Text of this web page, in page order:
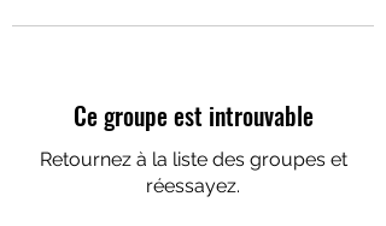
Ce groupe est introuvable
Retournez à la liste des groupes et
réessayez.